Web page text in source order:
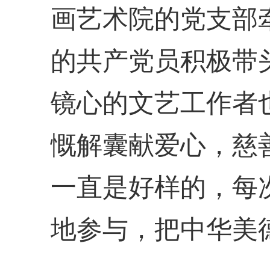
画艺术院的党支部
的共产党员积极带
镜心的文艺工作者
慨解囊献爱心，慈
一直是好样的，每
地参与，把中华美